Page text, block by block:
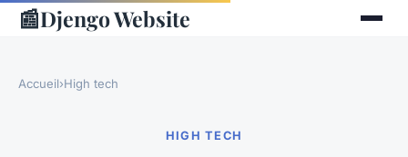
📰Djengo Website
Accueil›High tech
HIGH TECH